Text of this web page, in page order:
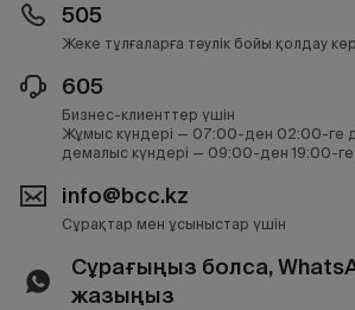
505
Жеке тұлғаларға тәулік бойы қолдау
605
Бизнес-клиенттер үшін
Жұмыс күндері — 07:00-ден 02:00-ге
демалыс күндері — 09:00-ден 19:00-ге
info@bcc.kz
Сұрақтар мен ұсыныстар үшін
Сұрағыңыз болса,
жазыңыз